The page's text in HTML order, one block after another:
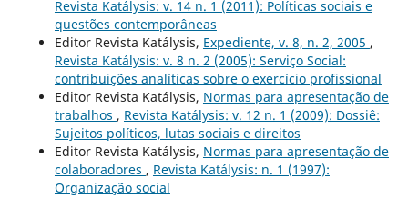
Revista Katálysis: v. 14 n. 1 (2011): Políticas sociais e
questões contemporâneas
Editor Revista Katálysis, Expediente, v. 8, n. 2, 2005 ,
Revista Katálysis: v. 8 n. 2 (2005): Serviço Social:
contribuições analíticas sobre o exercício profissional
Editor Revista Katálysis, Normas para apresentação de
trabalhos , Revista Katálysis: v. 12 n. 1 (2009): Dossiê:
Sujeitos políticos, lutas sociais e direitos
Editor Revista Katálysis, Normas para apresentação de
colaboradores , Revista Katálysis: n. 1 (1997):
Organização social